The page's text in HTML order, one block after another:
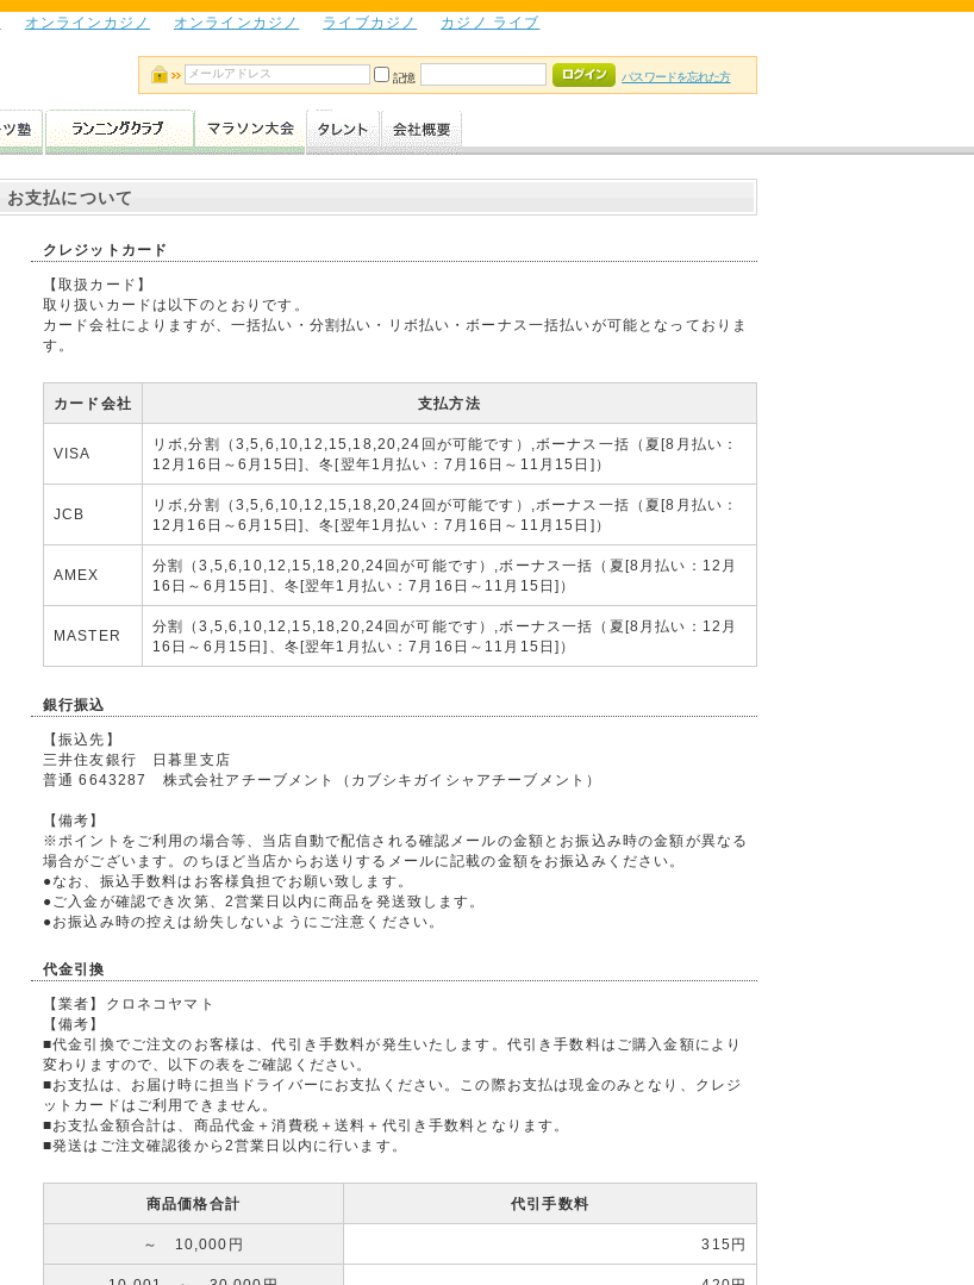
オンラインカジノ オンラインカジノ ライブカジノ カジノ ライブ
記憶
パスワードを忘れた方
お支払について
クレジットカード
【取扱カード】
取り扱いカードは以下のとおりです。
カード会社によりますが、一括払い・分割払い・リボ払い・ボーナス一括払いが可能となっておりま
す。
カード会社 支払方法
VISA
リボ,分割（3,5,6,10,12,15,18,20,24回が可能です）,ボーナス一括（夏[8月払い：
12月16日～6月15日]、冬[翌年1月払い：7月16日～11月15日]）
JCB
リボ,分割（3,5,6,10,12,15,18,20,24回が可能です）,ボーナス一括（夏[8月払い：
12月16日～6月15日]、冬[翌年1月払い：7月16日～11月15日]）
AMEX
分割（3,5,6,10,12,15,18,20,24回が可能です）,ボーナス一括（夏[8月払い：12月
16日～6月15日]、冬[翌年1月払い：7月16日～11月15日]）
MASTER
分割（3,5,6,10,12,15,18,20,24回が可能です）,ボーナス一括（夏[8月払い：12月
16日～6月15日]、冬[翌年1月払い：7月16日～11月15日]）
銀行振込
【振込先】
三井住友銀行 日暮里支店
普通 6643287 株式会社アチーブメント（カブシキガイシャアチーブメント）
【備考】
※ポイントをご利用の場合等、当店自動で配信される確認メールの金額とお振込み時の金額が異なる
場合がございます。のちほど当店からお送りするメールに記載の金額をお振込みください。
●なお、振込手数料はお客様負担でお願い致します。
●ご入金が確認でき次第、2営業日以内に商品を発送致します。
●お振込み時の控えは紛失しないようにご注意ください。
代金引換
【業者】クロネコヤマト
【備考】
■代金引換でご注文のお客様は、代引き手数料が発生いたします。代引き手数料はご購入金額により
変わりますので、以下の表をご確認ください。
■お支払は、お届け時に担当ドライバーにお支払ください。この際お支払は現金のみとなり、クレジ
ットカードはご利用できません。
■お支払金額合計は、商品代金＋消費税＋送料＋代引き手数料となります。
■発送はご注文確認後から2営業日以内に行います。
商品価格合計 代引手数料
～ 10,000円 315円